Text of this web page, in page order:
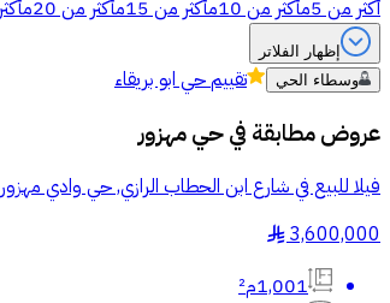
أكثر من 5م
أكثر من 10م أكثر من 15م أكثر من 20م
إظهار الفلاتر
وسطاء الحي
تقييمحي ابو بريقاء
عروض مطابقة فيحي مهزور
فيلا للبيع في شارع ابن الحطاب الرازي, حي وادي
3,600,000
§
1,001م²